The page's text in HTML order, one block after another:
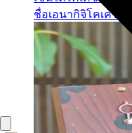
ชื่อเอนากิจิโคเคชิ) โ